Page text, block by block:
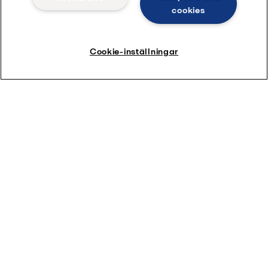
Dekantercentrifuger
Barlastvattenlösningar
cookies
Cookie-inställningar